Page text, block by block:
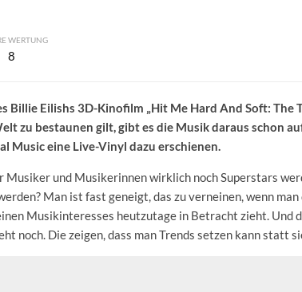
WERTUNG
8
Billie Eilishs 3D-Kinofilm „Hit Me Hard And Soft: The
zu bestaunen gilt, gibt es die Musik daraus schon
Music eine Live-Vinyl dazu erschienen.
Musiker und Musikerinnen wirklich noch Superstars
Man ist fast geneigt, das zu verneinen, wenn
Musikinteresses heutzutage in Betracht zieht. Und
noch. Die zeigen, dass man Trends setzen kann statt